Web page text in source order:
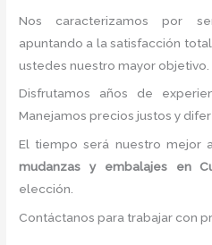
Nos caracterizamos por
apuntando a la satisfacción
ustedes nuestro mayor objetivo.
Disfrutamos años de
Manejamos precios justos y
El tiempo será nuestro mejor
mudanzas y embalajes en
elección.
Contáctanos para trabajar con